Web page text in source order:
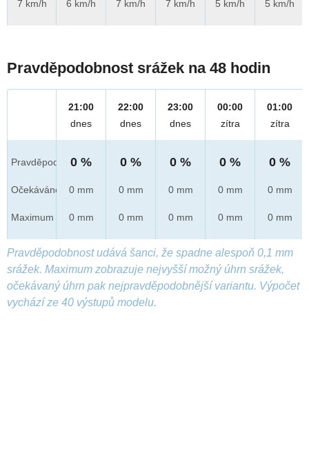
7 km/h
6 km/h
7 km/h
7 km/h
5 km/h
5 km/h
Pravděpodobnost srážek na 48 hodin
Pravděpod.
Očekáváno
Maximum
21:00
dnes
0 %
0 mm
0 mm
22:00
dnes
0 %
0 mm
0 mm
23:00
dnes
0 %
0 mm
0 mm
00:00
zítra
0 %
0 mm
0 mm
01:00
zítra
0 %
0 mm
0 mm
Pravděpodobnost udává šanci, že spadne alespoň 0,1 mm
srážek. Maximum zobrazuje nejvyšší možný úhrn srážek,
očekávaný úhrn pak nejpravděpodobnější variantu. Výpočet
vychází ze 40 výstupů modelu.